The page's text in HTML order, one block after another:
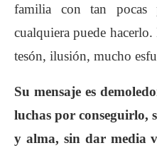
familia con tan pocas
cualquiera puede
tesón, ilusión, mucho
Su mensaje es
luchas por conseguirlo,
y alma, sin dar media